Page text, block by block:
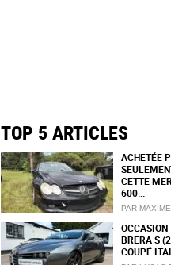
TOP 5 ARTICLES
ACHETÉE
CETTE
600...
PAR
BRERA S
COUPÉ